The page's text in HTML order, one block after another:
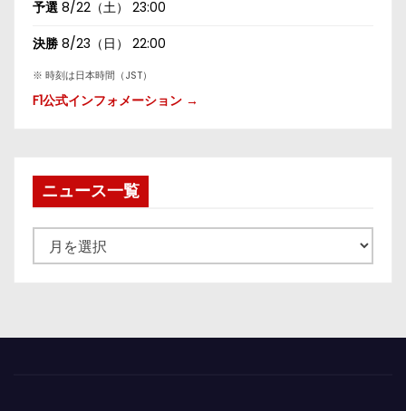
予選 8/22（土） 23:00
決勝 8/23（日） 22:00
※ 時刻は日本時間（JST）
F1公式インフォメーション →
ニュース一覧
ュ
一